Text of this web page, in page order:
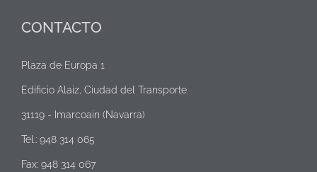
CONTACTO
Plaza de Europa 1
Edificio Alaiz, Ciudad del Transporte
31119 - Imarcoain (Navarra)
Tel.: 948 314 065
Fax: 948 314 067